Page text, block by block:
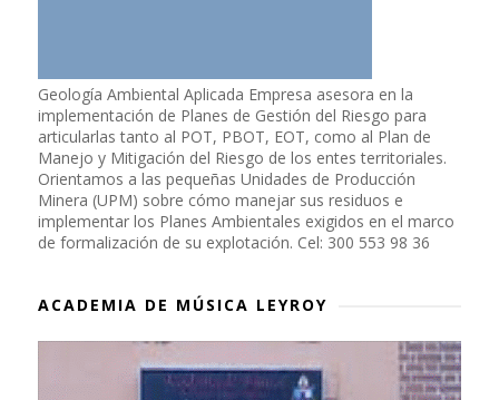
Geología Ambiental Aplicada Empresa asesora en la
implementación de Planes de Gestión del Riesgo para
articularlas tanto al POT, PBOT, EOT, como al Plan de
Manejo y Mitigación del Riesgo de los entes territoriales.
Orientamos a las pequeñas Unidades de Producción
Minera (UPM) sobre cómo manejar sus residuos e
implementar los Planes Ambientales exigidos en el marco
de formalización de su explotación. Cel: 300 553 98 36
ACADEMIA DE MÚSICA LEYROY